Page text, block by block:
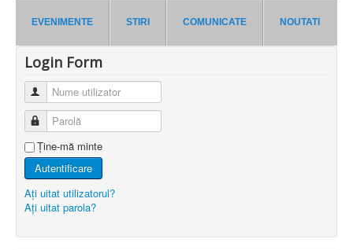
EVENIMENTE STIRI COMUNICATE NOUTATI
Login Form
Nume utilizator
Parolă
Ţine-mă minte
Autentificare
Aţi uitat utilizatorul?
Aţi uitat parola?